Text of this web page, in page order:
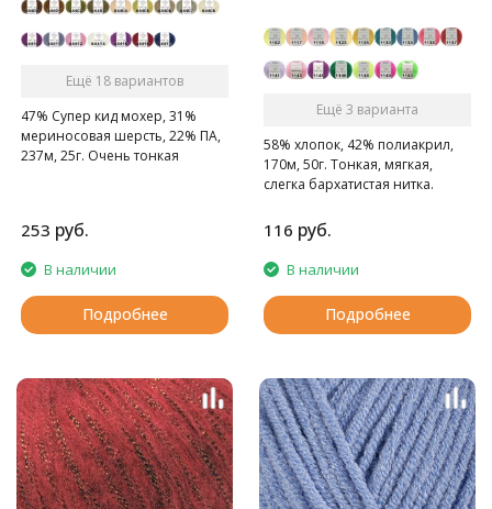
Ещё 18 вариантов
47% Супер кид мохер, 31%
мериносовая шерсть, 22% ПА,
237м, 25г. Очень тонкая
253 руб.
В наличии
Подробнее
Ещё 3 варианта
58% хлопок, 42% полиакрил,
170м, 50г. Тонкая, мягкая,
слегка бархатистая нитка.
116 руб.
В наличии
Подробнее